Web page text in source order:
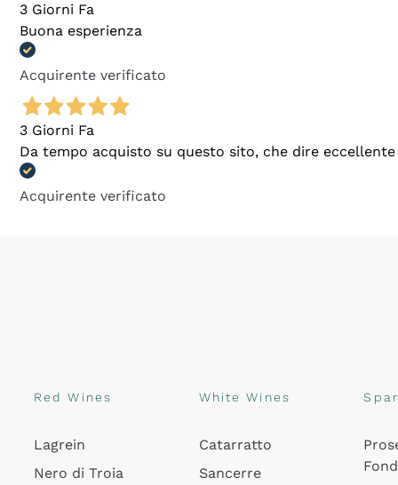
3 Giorni Fa
Buona esperienza
Acquirente verificato
3 Giorni Fa
Da tempo acquisto su questo sito, che dire eccellente
Acquirente verificato
Red Wines
Lagrein
Nero di Troia
White Wines
Catarratto
Sancerre